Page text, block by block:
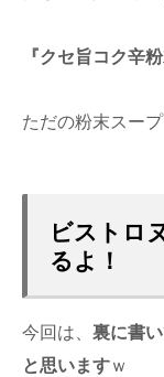
『クセ旨コク辛
ただの粉末スー
ビストロ
るよ！
今回は、 裏に書
と思いますｗ